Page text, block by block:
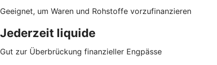
Geeignet, um Waren und Rohstoffe vorzufinanzieren
Jederzeit liquide
Gut zur Überbrückung finanzieller Engpässe